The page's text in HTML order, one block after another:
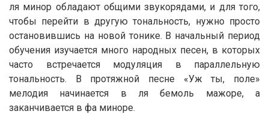
ля минор обладают общими звукорядами, и для того,
чтобы перейти в другую тональность, нужно просто
остановившись на новой тонике. В начальный период
обучения изучается много народных песен, в которых
часто встречается модуляция в параллельную
тональность. В протяжной песне «Уж ты, поле»
мелодия начинается в ля бемоль мажоре, а
заканчивается в фа миноре.